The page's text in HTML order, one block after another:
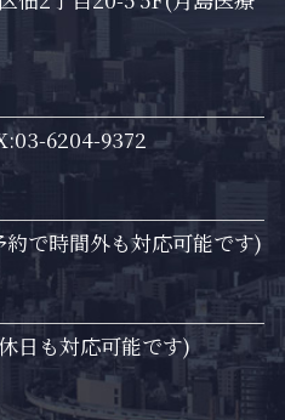
6204-9372
で時間外も対応可能です)
日も対応可能です)